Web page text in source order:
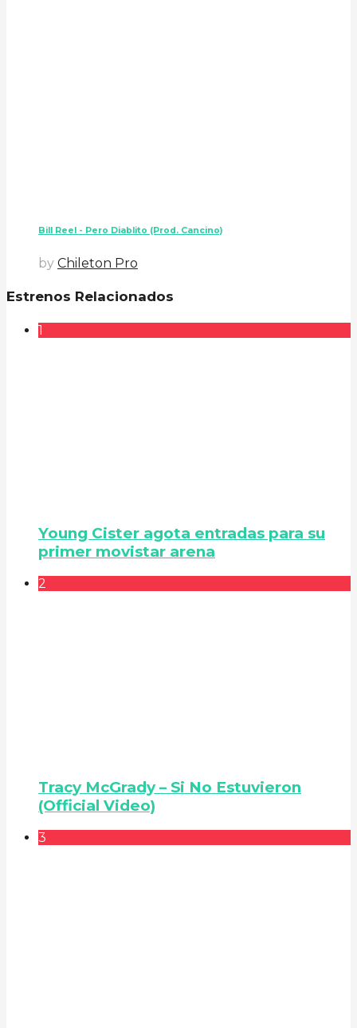
Bill Reel - Pero Diablito (Prod. Cancino)
by Chileton Pro
Estrenos Relacionados
1
Young Cister agota entradas para su
primer movistar arena
2
Tracy McGrady – Si No Estuvieron
(Official Video)
3